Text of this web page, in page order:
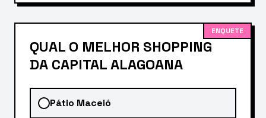
ENQUETE
QUAL O MELHOR SHOPPING
DA CAPITAL ALAGOANA
Pátio Maceió